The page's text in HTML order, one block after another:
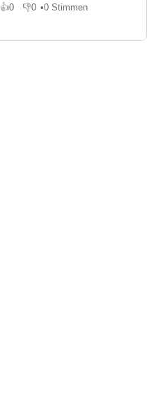
👍0
Gefällt mir
👎0
Gefällt mir nicht
•0 Stimmen